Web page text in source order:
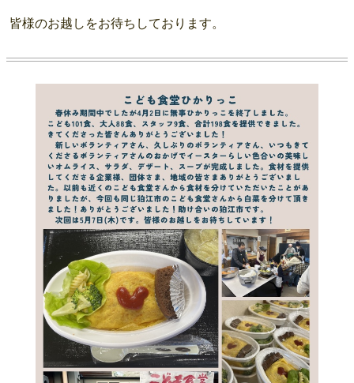
皆様のお越しをお待ちしております。